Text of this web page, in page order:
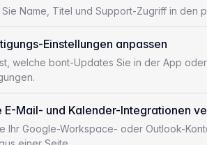
Name, Titel und Support-Zugriff in
Einstellungen anpassen
welche bont-Updates Sie in der App
E-Mail- und Kalender-Integrationen
Ihr Google-Workspace- oder Outlook-